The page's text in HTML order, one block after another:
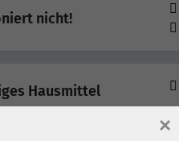
nicht!
Hausmittel
×